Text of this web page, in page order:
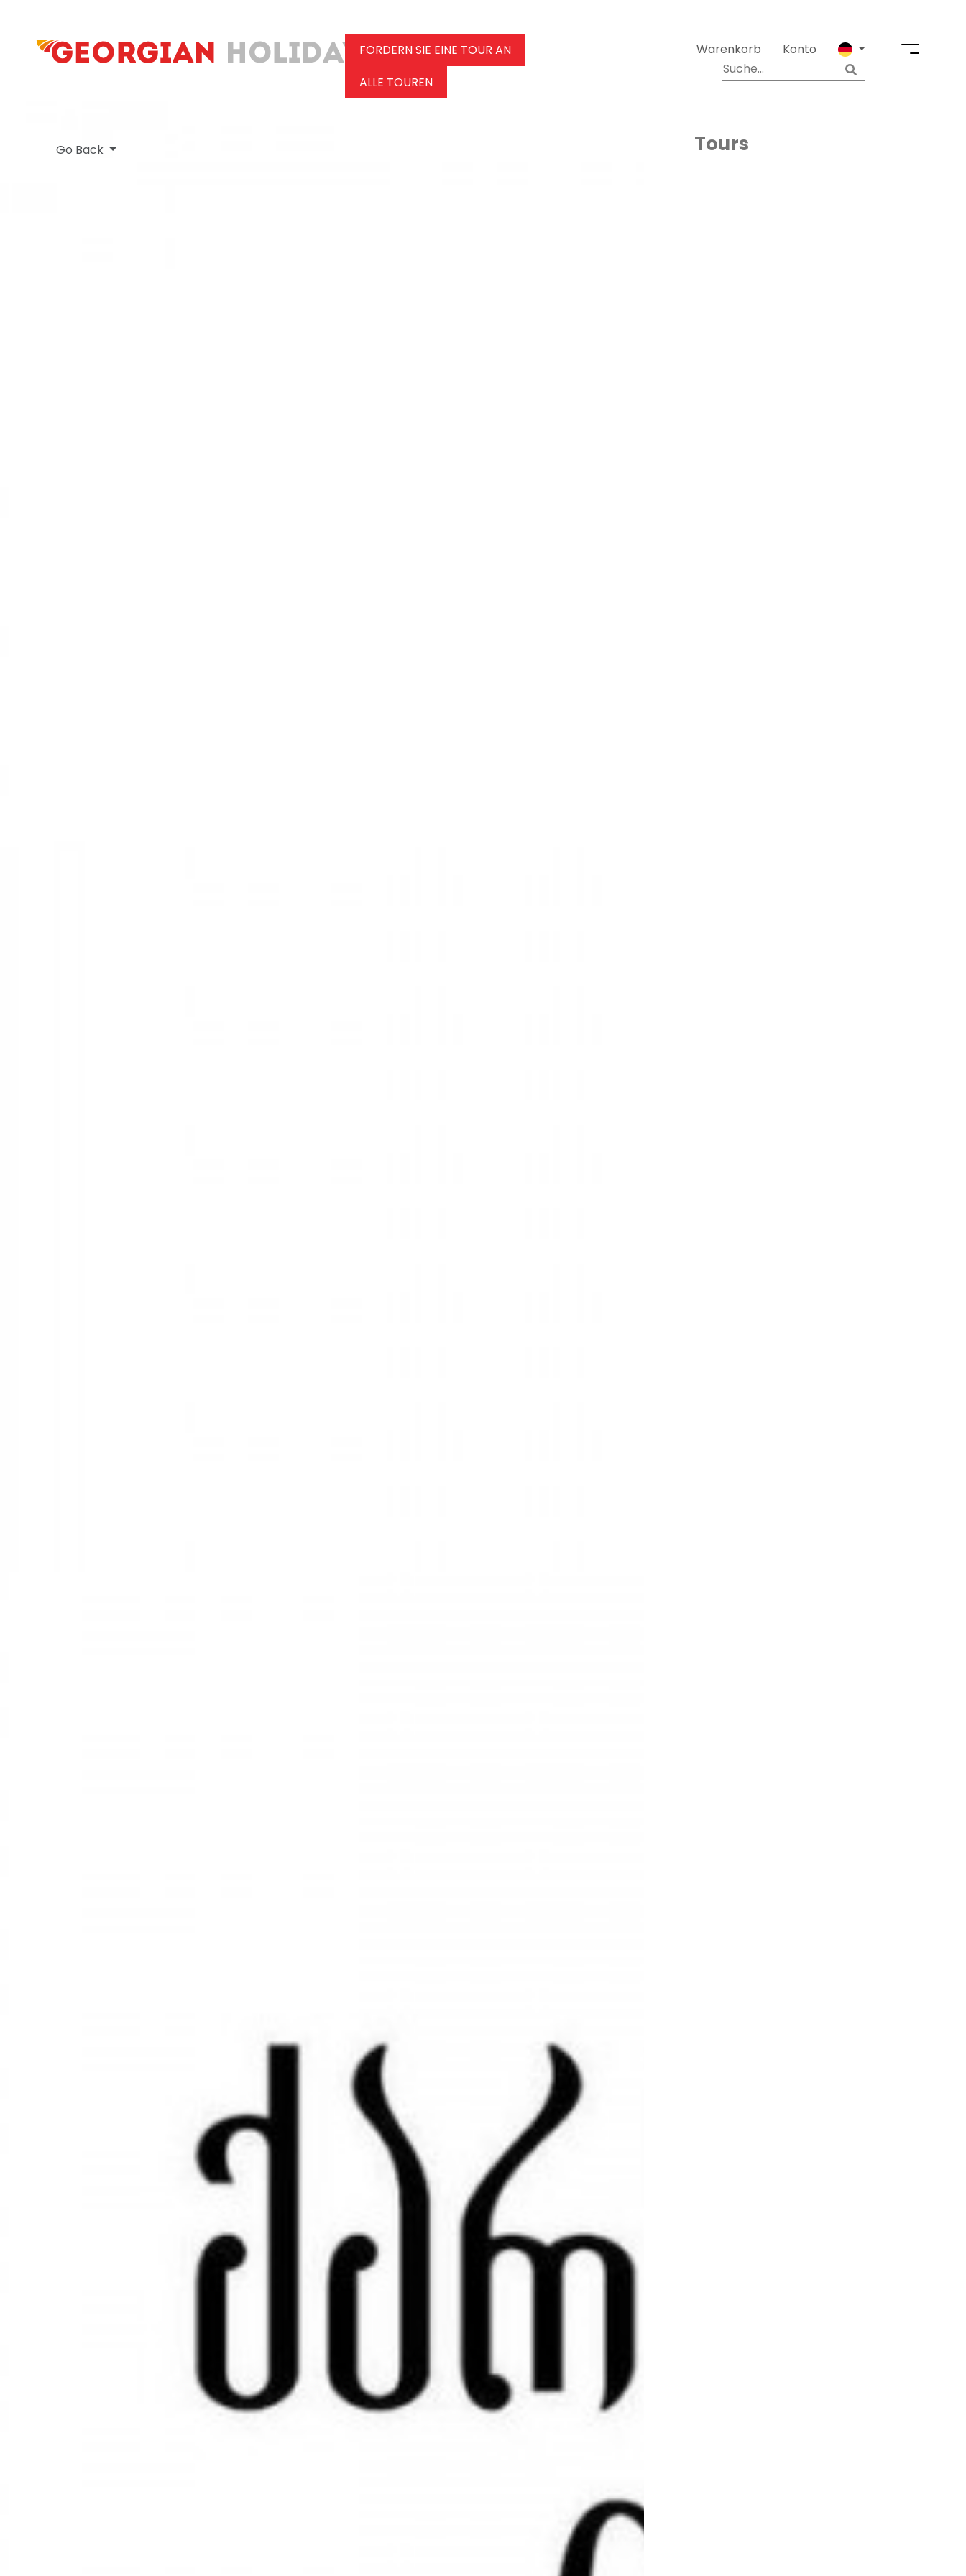
FORDERN SIE EINE TOUR AN
ALLE TOUREN
Konto
Warenkorb
Go Back Tours